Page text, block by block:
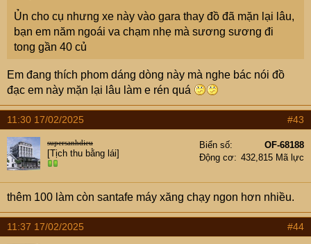
Ủn cho cụ nhưng xe này vào gara thay đồ đã mặn lại lâu,
bạn em năm ngoái va chạm nhẹ mà sương sương đi
tong gần 40 củ
Em đang thích phom dáng dòng này mà nghe bác nói đồ
đạc em này mặn lại lâu làm e rén quá
11:30 17/02/2025 #43
supersanhdieu
[Tịch thu bằng lái]
Biển số
OF-68188
Động cơ
432,815 Mã lực
thêm 100 làm còn santafe máy xăng chạy ngon hơn nhiều.
11:37 17/02/2025 #44